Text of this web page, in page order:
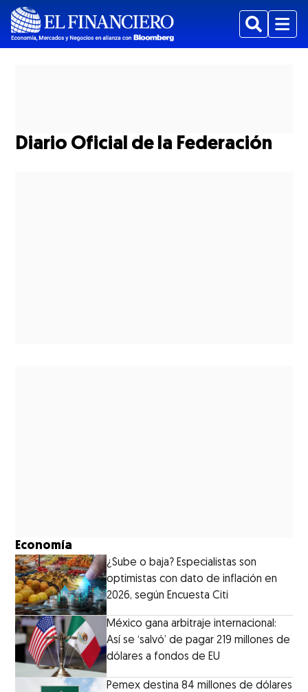
BuscarMenu
Diario Oficial de la Federación
Economía
¿Sube o baja? Especialistas son
optimistas con dato de inflación en
2026, según Encuesta Citi
México gana arbitraje internacional:
Así se ‘salvó’ de pagar 219 millones de
dólares a fondos de EU
Pemex destina 84 millones de dólares